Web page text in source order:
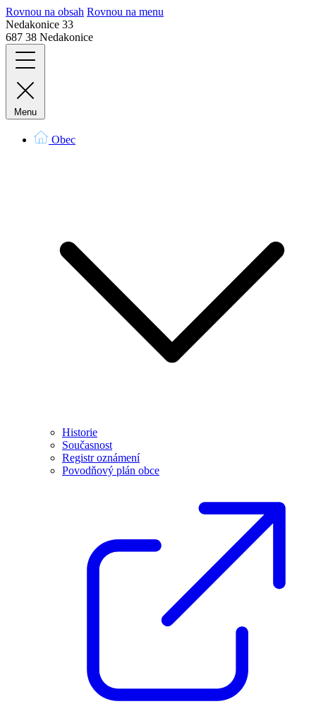
Rovnou na obsah Rovnou na menu
Nedakonice 33
687 38 Nedakonice
Menu
Obec
Historie
Současnost
Registr oznámení
Povodňový plán obce